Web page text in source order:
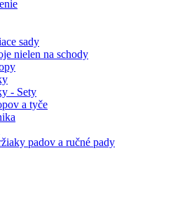
sady
nielen na schody
- Sety
a tyče
padov a ručné pady